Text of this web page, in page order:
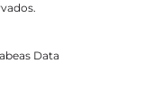
Data